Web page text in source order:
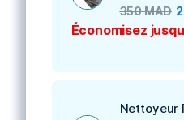
350MAD
Économisez
Nettoyeur